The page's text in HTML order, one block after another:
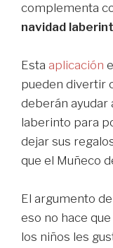
complementa
navidad
Esta aplicación
pueden divertir
deberán ayudar
laberinto para
dejar sus
que el Muñeco
El argumento
eso no hace
los niños les